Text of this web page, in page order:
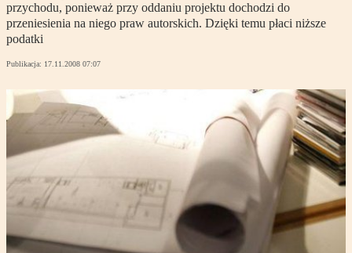
przychodu, ponieważ przy oddaniu projektu dochodzi do
przeniesienia na niego praw autorskich. Dzięki temu płaci niższe
podatki
Publikacja: 17.11.2008 07:07